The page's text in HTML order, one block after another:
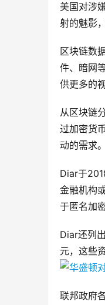
美国对涉
射的魅影
区块链数
件、暗网
供更多的
从区块链
过加密货
动的需求。
Diar于
金融机构
于匿名加
Diar还列
元，这些
联邦政府